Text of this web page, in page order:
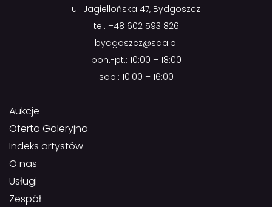
ul. Jagiellońska 47, Bydgoszcz
tel. +48 602 593 826
bydgoszcz@sda.pl
pon.-pt.: 10:00 – 18:00
sob.: 10:00 – 16:00
Aukcje
Oferta Galeryjna
Indeks artystów
O nas
Usługi
Zespół